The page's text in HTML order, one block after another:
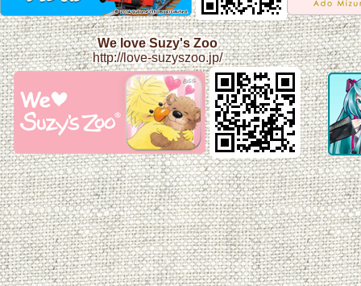
We love Suzy's Zoo
http://love-suzyszoo.jp/